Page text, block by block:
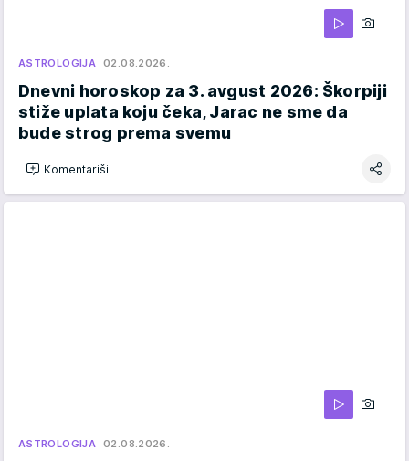
ASTROLOGIJA 02.08.2026.
Dnevni horoskop za 3. avgust 2026: Škorpiji
stiže uplata koju čeka, Jarac ne sme da
bude strog prema svemu
Komentariši
ASTROLOGIJA 02.08.2026.